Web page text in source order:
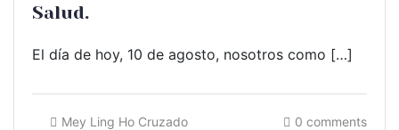
Salud.
El día de hoy, 10 de agosto, nosotros como […]
Mey Ling Ho Cruzado 0 comments